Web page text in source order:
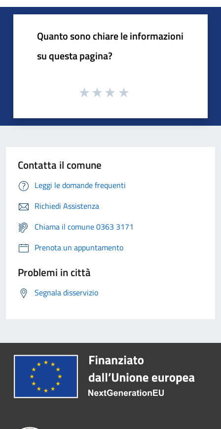
Quanto sono chiare le informazioni
su questa pagina?
Contatta il comune
Leggi le domande frequenti
Richiedi Assistenza
Chiama il comune 0363 3171
Prenota un appuntamento
Problemi in città
Segnala disservizio